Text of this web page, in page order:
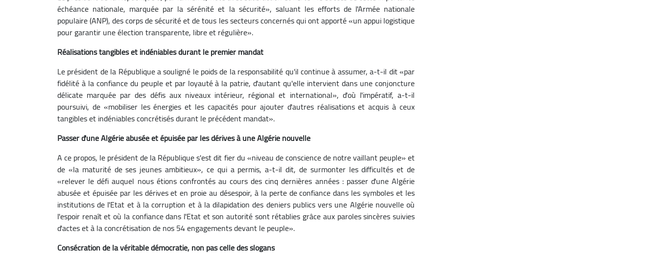
échéance nationale, marquée par la sérénité et la sécurité», saluant les efforts de l'Armée nationale
populaire (ANP), des corps de sécurité et de tous les secteurs concernés qui ont apporté «un appui logistique
pour garantir une élection transparente, libre et régulière».
Réalisations tangibles et indéniables durant le premier mandat
Le président de la République a souligné le poids de la responsabilité qu'il continue à assumer, a-t-il dit «par
fidélité à la confiance du peuple et par loyauté à la patrie, d'autant qu'elle intervient dans une conjoncture
délicate marquée par des défis aux niveaux intérieur, régional et international», d'où l'impératif, a-t-il
poursuivi, de «mobiliser les énergies et les capacités pour ajouter d'autres réalisations et acquis à ceux
tangibles et indéniables concrétisés durant le précédent mandat».
Passer d'une Algérie abusée et épuisée par les dérives à une Algérie nouvelle
A ce propos, le président de la République s'est dit fier du «niveau de conscience de notre vaillant peuple» et
de «la maturité de ses jeunes ambitieux», ce qui a permis, a-t-il dit, de surmonter les difficultés et de
«relever le défi auquel nous étions confrontés au cours des cinq dernières années : passer d'une Algérie
abusée et épuisée par les dérives et en proie au désespoir, à la perte de confiance dans les symboles et les
institutions de l'Etat et à la corruption et à la dilapidation des deniers publics vers une Algérie nouvelle où
l'espoir renaît et où la confiance dans l'Etat et son autorité sont rétablies grâce aux paroles sincères suivies
d'actes et à la concrétisation de nos 54 engagements devant le peuple».
Consécration de la véritable démocratie, non pas celle des slogans